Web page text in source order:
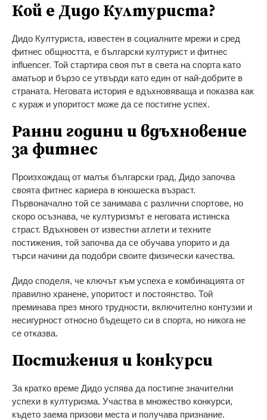
Кой е Дидо Културиста?
Дидо Културиста, известен в социалните мрежи и сред
фитнес общността, е български културист и фитнес
influencer. Той стартира своя път в света на спорта като
аматьор и бързо се утвърди като един от най-добрите в
страната. Неговата история е вдъхновяваща и показва как
с кураж и упоритост може да се постигне успех.
Ранни години и вдъхновение
за фитнес
Произхождащ от малък български град, Дидо започва
своята фитнес кариера в юношеска възраст.
Първоначално той се занимава с различни спортове, но
скоро осъзнава, че културизмът е неговата истинска
страст. Вдъхновен от известни атлети и техните
постижения, той започва да се обучава упорито и да
търси начини да подобри своите физически качества.
Дидо споделя, че ключът към успеха е комбинацията от
правилно хранене, упоритост и постоянство. Той
преминава през много трудности, включително контузии и
несигурност относно бъдещето си в спорта, но никога не
се отказва.
Постижения и конкурси
За кратко време Дидо успява да постигне значителни
успехи в културизма. Участва в множество конкурси,
където заема призови места и получава признание.